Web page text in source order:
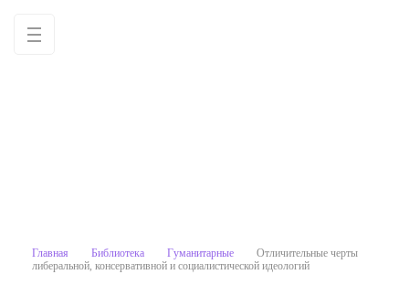
Главная Библиотека Гуманитарные
Отличительные черты
либеральной, консервативной и социалистической идеологий